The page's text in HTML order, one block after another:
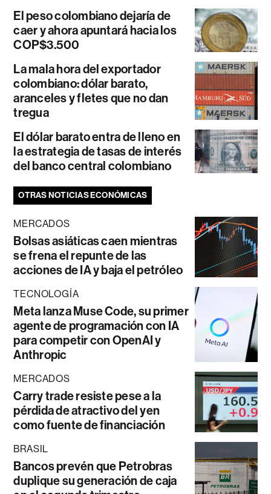
El peso colombiano dejaría de
caer y ahora apuntará hacia los
COP$3.500
La mala hora del exportador
colombiano: dólar barato,
aranceles y fletes que no dan
tregua
El dólar barato entra de lleno en
la estrategia de tasas de interés
del banco central colombiano
OTRAS NOTICIAS ECONÓMICAS
MERCADOS
Bolsas asiáticas caen mientras
se frena el repunte de las
acciones de IA y baja el petróleo
TECNOLOGÍA
Meta lanza Muse Code, su primer
agente de programación con IA
para competir con OpenAI y
Anthropic
MERCADOS
Carry trade resiste pese a la
pérdida de atractivo del yen
como fuente de financiación
BRASIL
Bancos prevén que Petrobras
duplique su generación de caja